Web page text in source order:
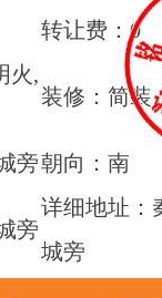
转让费：0
火,
装修：简装
旁朝向：南
旁
详细地址：
城旁